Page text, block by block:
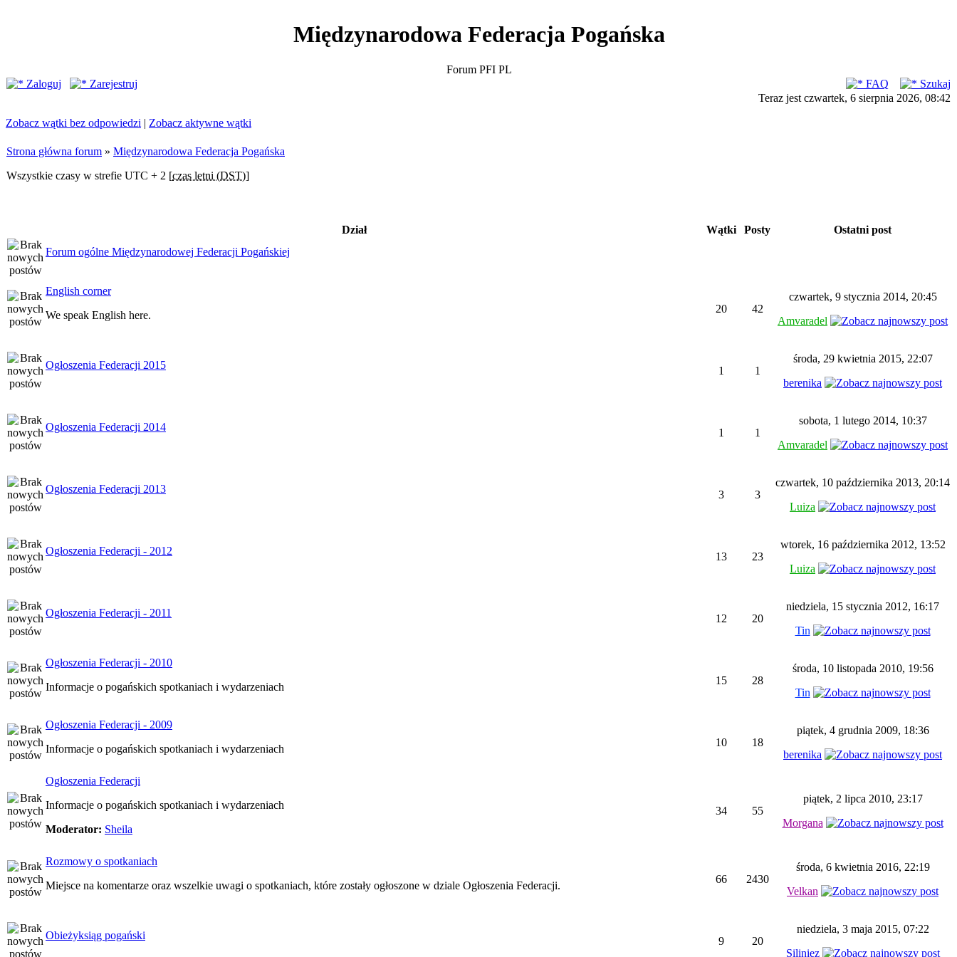
Międzynarodowa Federacja Pogańska
Forum PFI PL
Zaloguj
Zarejestruj FAQ
Szukaj
Teraz jest czwartek, 6 sierpnia 2026, 08:42
Zobacz wątki bez odpowiedzi | Zobacz aktywne wątki
Strona główna forum » Międzynarodowa Federacja Pogańska
Wszystkie czasy w strefie UTC + 2 [czas letni (DST)]
Dział Wątki Posty
Ostatni post
Forum ogólne Międzynarodowej Federacji Pogańskiej
English corner
We speak English here.
20 42
czwartek, 9 stycznia 2014, 20:45
Amvaradel
Ogłoszenia Federacji 2015 1 1
środa, 29 kwietnia 2015, 22:07
berenika
Ogłoszenia Federacji 2014 1 1
sobota, 1 lutego 2014, 10:37
Amvaradel
Ogłoszenia Federacji 2013 3 3
czwartek, 10 października 2013, 20:14
Luiza
Ogłoszenia Federacji - 2012 13 23
wtorek, 16 października 2012, 13:52
Luiza
Ogłoszenia Federacji - 2011 12 20
niedziela, 15 stycznia 2012, 16:17
Tin
Ogłoszenia Federacji - 2010
Informacje o pogańskich spotkaniach i wydarzeniach
15 28
środa, 10 listopada 2010, 19:56
Tin
Ogłoszenia Federacji - 2009
Informacje o pogańskich spotkaniach i wydarzeniach
10 18
piątek, 4 grudnia 2009, 18:36
berenika
Ogłoszenia Federacji
Informacje o pogańskich spotkaniach i wydarzeniach
Moderator: Sheila
34 55
piątek, 2 lipca 2010, 23:17
Morgana
Rozmowy o spotkaniach
Miejsce na komentarze oraz wszelkie uwagi o spotkaniach, które zostały ogłoszone w dziale Ogłoszenia Federacji.
66 2430
środa, 6 kwietnia 2016, 22:19
Velkan
Obieżyksiąg pogański 9 20
niedziela, 3 maja 2015, 07:22
Siliniez